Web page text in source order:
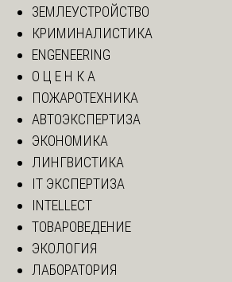
ЗЕМЛЕУСТРОЙСТВО
КРИМИНАЛИСТИКА
ENGENEERING
О Ц Е Н К А
ПОЖАРОТЕХНИКА
АВТОЭКСПЕРТИЗА
ЭКОНОМИКА
ЛИНГВИСТИКА
IT ЭКСПЕРТИЗА
INTELLECT
ТОВАРОВЕДЕНИЕ
ЭКОЛОГИЯ
ЛАБОРАТОРИЯ